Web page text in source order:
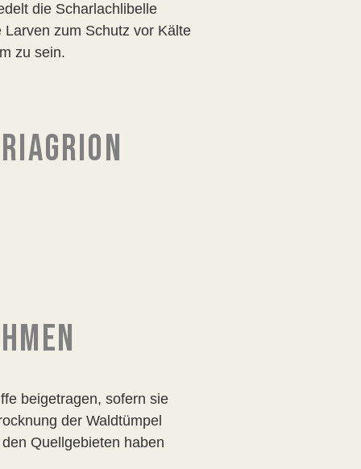
die Scharlachlibelle
zum Schutz vor Kälte
zu sein.
beigetragen, sofern sie
der Waldtümpel
Quellgebieten haben